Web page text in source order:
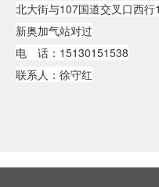
北大街与107国道交叉口西行
新奥加气站对过
电 话：15130151538
联系人：徐守红